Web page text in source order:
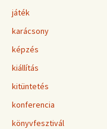
játék
karácsony
képzés
kiállítás
kitüntetés
konferencia
könyvfesztivál